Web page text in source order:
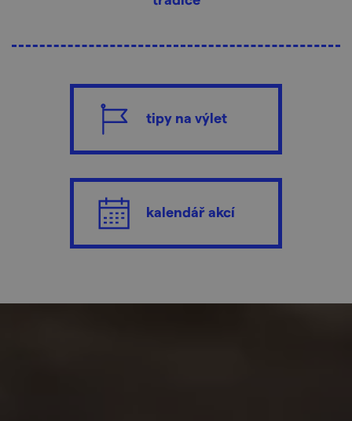
tipy na výlet
kalendář akcí